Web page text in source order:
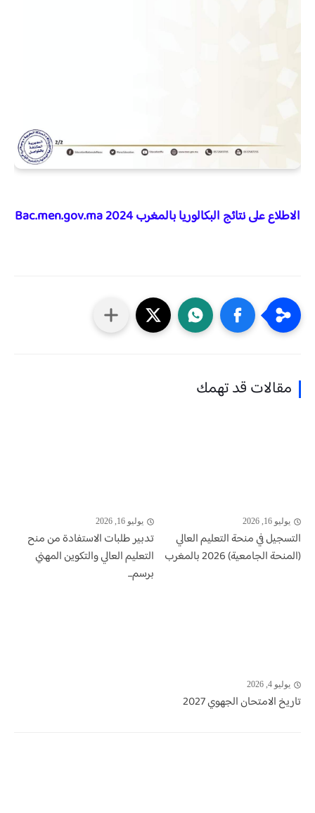
الاطلاع على نتائج البكالوريا بالمغرب Bac.men.gov.ma 2024
مقالات قد تهمك
يوليو 16, 2026
التسجيل في منحة التعليم العالي
(المنحة الجامعية) 2026 بالمغرب
يوليو 16, 2026
تدبير طلبات الاستفادة من منح
التعليم العالي والتكوين المهني
برسم...
يوليو 4, 2026
تاريخ الامتحان الجهوي 2027